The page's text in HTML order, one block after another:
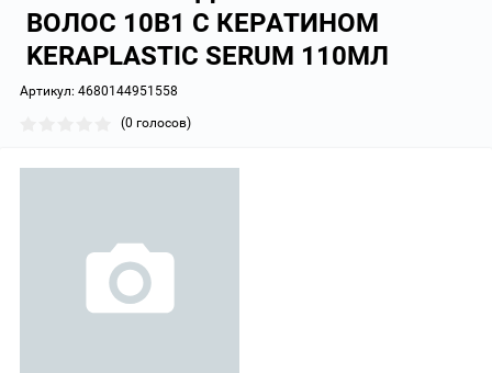
ВОЛОС 10В1 С КЕРАТИНОМ
KERAPLASTIC SERUM 110МЛ
Артикул: 4680144951558
(0 голосов)